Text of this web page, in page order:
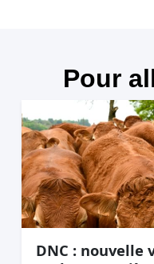
Pour
DNC : nouvelle